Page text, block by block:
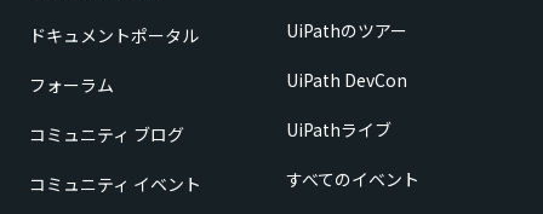
ドキュメントポータル
フォーラム
コミュニティ ブログ
コミュニティ イベント
UiPathのツアー
UiPath DevCon
UiPathライブ
すべてのイベント